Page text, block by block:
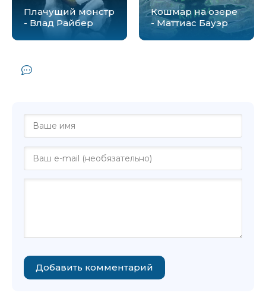
Плачущий монстр
- Влад Райбер
Кошмар на озере
- Маттиас Бауэр
Добавить комментарий